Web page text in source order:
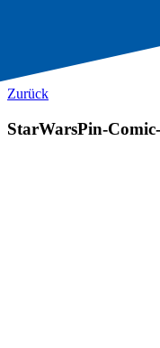
Zurück
StarWarsPin-